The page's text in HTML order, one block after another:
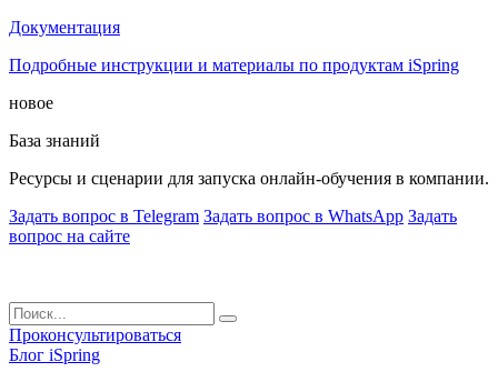
Документация
Подробные инструкции и материалы по продуктам iSpring
новое
База знаний
Ресурсы и сценарии для запуска онлайн-обучения в компании.
Задать вопрос в Telegram Задать вопрос в WhatsApp Задать
вопрос на сайте
Проконсультироваться
Блог iSpring